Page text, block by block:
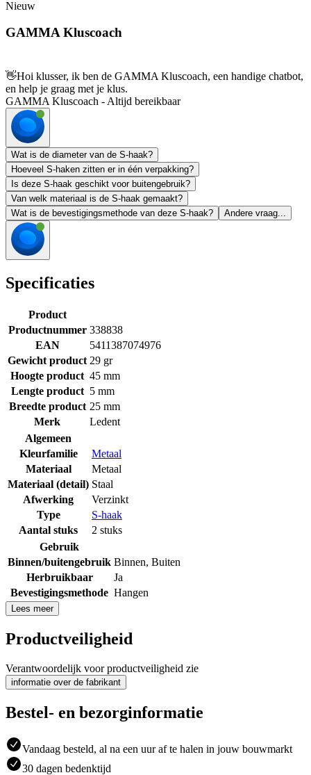
Nieuw
GAMMA Kluscoach
👋Hoi klusser, ik ben de GAMMA Kluscoach, een handige chatbot,
en help je graag met je klus.
GAMMA Kluscoach - Altijd bereikbaar
Wat is de diameter van de S-haak?
Hoeveel S-haken zitten er in één verpakking?
Is deze S-haak geschikt voor buitengebruik?
Van welk materiaal is de S-haak gemaakt?
Wat is de bevestigingsmethode van deze S-haak?
Andere vraag...
Specificaties
Product
Productnummer 338838
EAN
5411387074976
Gewicht product 29 gr
Hoogte product 45 mm
Lengte product 5 mm
Breedte product 25 mm
Merk
Ledent
Algemeen
Kleurfamilie
Metaal
Materiaal
Metaal
Materiaal (detail) Staal
Afwerking
Verzinkt
Type
S-haak
Aantal stuks
2 stuks
Gebruik
Binnen/buitengebruik Binnen, Buiten
Herbruikbaar
Ja
Bevestigingsmethode Hangen
Lees meer
Productveiligheid
Verantwoordelijk voor productveiligheid zie
informatie over de fabrikant
Bestel- en bezorginformatie
Vandaag besteld, al na een uur af te halen in jouw bouwmarkt
30 dagen bedenktijd